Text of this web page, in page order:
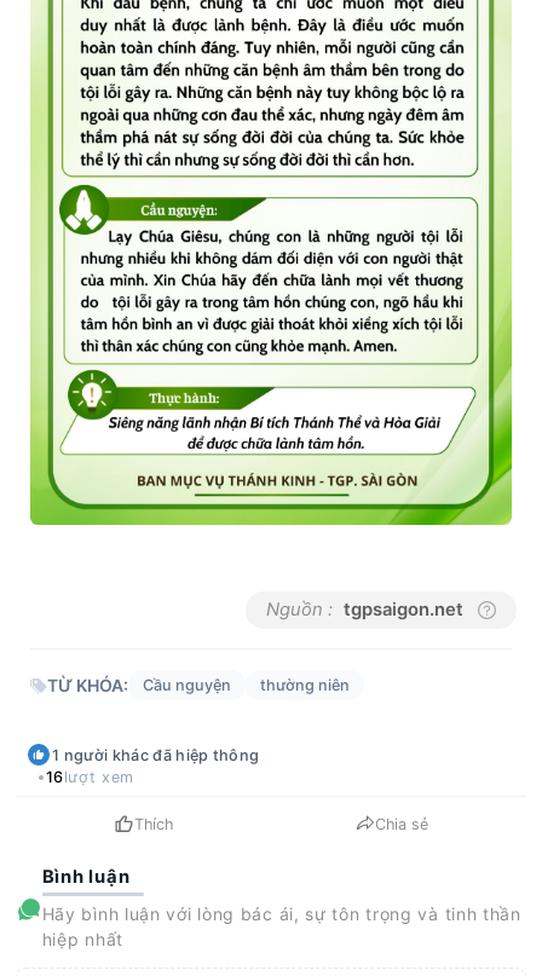
Nguồn : tgpsaigon.net
TỪ KHÓA: Cầu nguyện thường niên
1 người khác đã hiệp thông
16lượt xem
Thích Chia sẻ
Bình luận
Hãy bình luận với lòng bác ái, sự tôn trọng và tinh thần
hiệp nhất